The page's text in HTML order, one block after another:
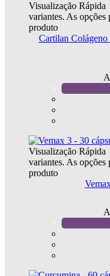
Visualização Rápida
variantes. As opções
produto
Cartilan
Visualização Rápida
variantes. As opções
produto